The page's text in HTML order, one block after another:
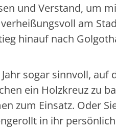
und Verstand, um
am
hinauf nach
sogar sinnvoll,
ein Holzkreuz zu
zum Einsatz. Oder
in ihr